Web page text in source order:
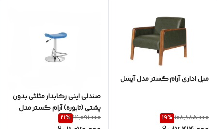
مبل اداری آرام گستر مدل آیسل
108,885,000
19%
صندلی اپنی رکابدار مثلثی بدون
پشتی (تابوره) آرام گستر مدل
دانین
14,091,000
21%